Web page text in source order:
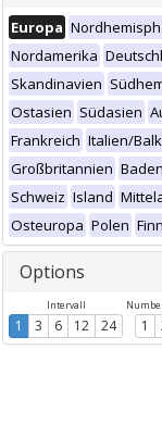
Europa
Nordamerika
Skandinavien
Ostasien Südasien
Frankreich Italien/
Großbritannien
Schweiz Island
Osteuropa Polen
Options
Intervall
1 3 6 12 24 1